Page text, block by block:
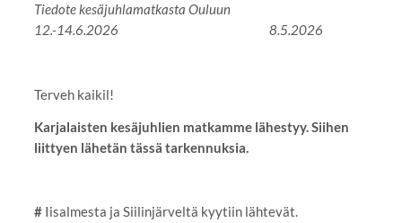
Tiedote kesäjuhlamatkasta Ouluun
12.-14.6.2026 8.5.2026
Terveh kaikil!
Karjalaisten kesäjuhlien matkamme lähestyy. Siihen
liittyen lähetän tässä tarkennuksia.
#Iisalmesta ja Siilinjärveltä kyytiin lähtevät.